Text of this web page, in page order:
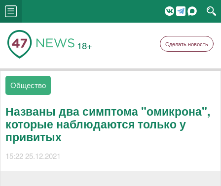
18+ Сделать новость
Общество
Названы два симптома "омикрона",
которые наблюдаются только у
привитых
15:22 25.12.2021